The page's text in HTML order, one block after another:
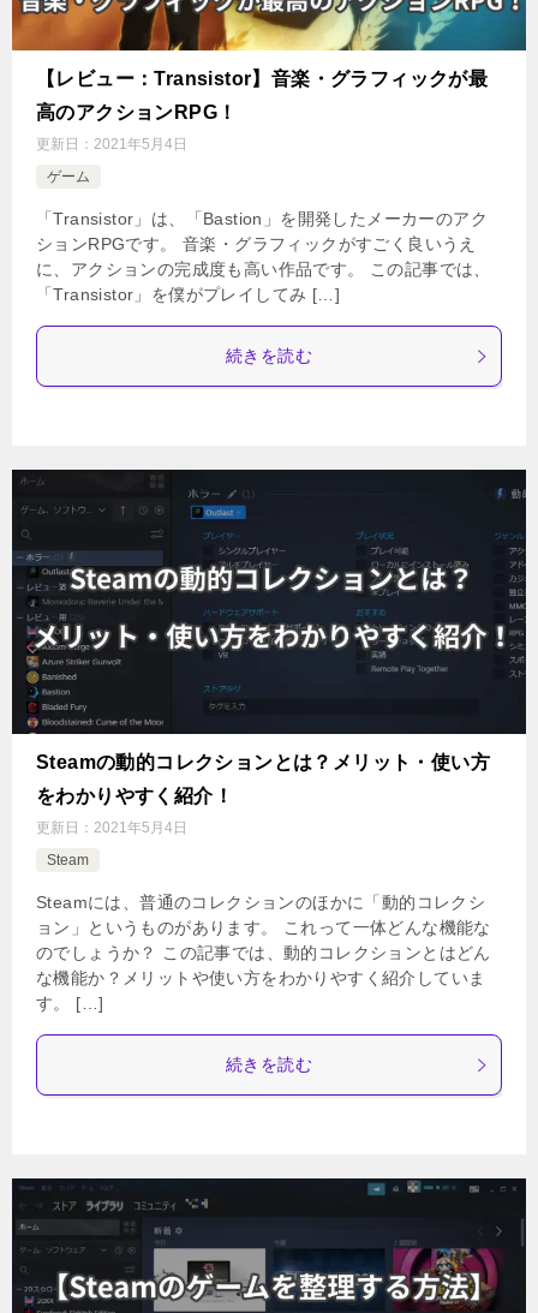
【レビュー：Transistor】音楽・グラフィックが最
高のアクションRPG！
更新日： 2021年5月4日
ゲーム
「Transistor」は、「Bastion」を開発したメーカーのアク
ションRPGです。 音楽・グラフィックがすごく良いうえ
に、アクションの完成度も高い作品です。 この記事では、
「Transistor」を僕がプレイしてみ […]
続きを読む
Steamの動的コレクションとは？メリット・使い方
をわかりやすく紹介！
更新日： 2021年5月4日
Steam
Steamには、普通のコレクションのほかに「動的コレクシ
ョン」というものがあります。 これって一体どんな機能な
のでしょうか？ この記事では、動的コレクションとはどん
な機能か？メリットや使い方をわかりやすく紹介していま
す。 […]
続きを読む